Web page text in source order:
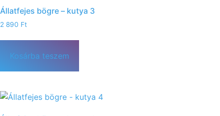
Állatfejes bögre – kutya 3
2 890 Ft
Kosárba teszem